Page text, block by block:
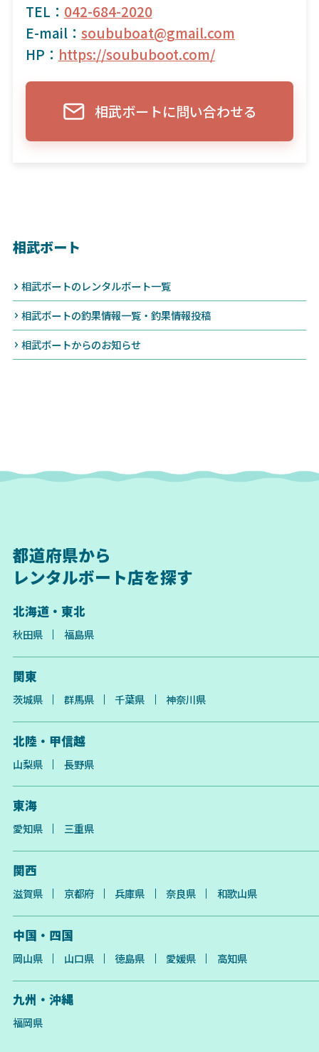
TEL： 042-684-2020
E-mail： soububoat@gmail.com
HP： https://soububoot.com/
相武ボートに問い合わせる
相武ボート
相武ボートのレンタルボート一覧
相武ボートの釣果情報一覧・釣果情報投稿
相武ボートからのお知らせ
都道府県から
レンタルボート店を探す
北海道・東北
秋田県 福島県
関東
茨城県 群馬県 千葉県 神奈川県
北陸・甲信越
山梨県 長野県
東海
愛知県 三重県
関西
滋賀県 京都府 兵庫県 奈良県 和歌山県
中国・四国
岡山県 山口県 徳島県 愛媛県 高知県
九州・沖縄
福岡県